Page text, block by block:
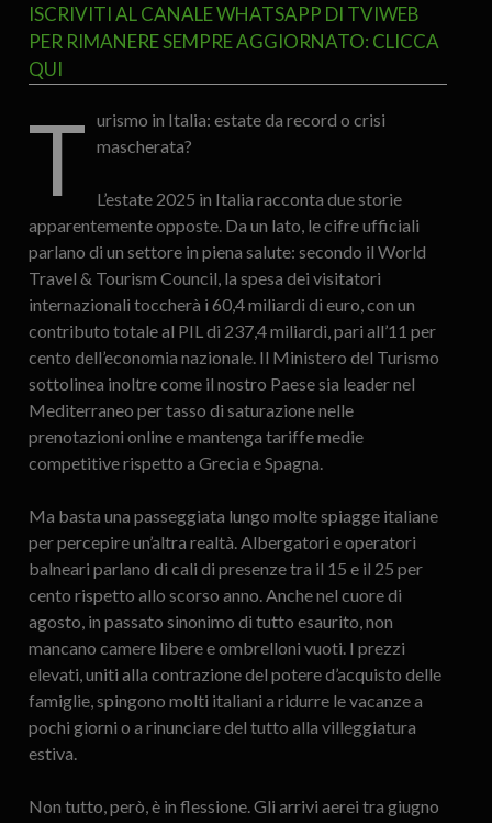
ISCRIVITI AL CANALE WHATSAPP DI TVIWEB
PER RIMANERE SEMPRE AGGIORNATO: CLICCA
QUI
T urismo in Italia: estate da record o crisi
mascherata?
L’estate 2025 in Italia racconta due storie
apparentemente opposte. Da un lato, le cifre ufficiali
parlano di un settore in piena salute: secondo il World
Travel & Tourism Council, la spesa dei visitatori
internazionali toccherà i 60,4 miliardi di euro, con un
contributo totale al PIL di 237,4 miliardi, pari all’11 per
cento dell’economia nazionale. Il Ministero del Turismo
sottolinea inoltre come il nostro Paese sia leader nel
Mediterraneo per tasso di saturazione nelle
prenotazioni online e mantenga tariffe medie
competitive rispetto a Grecia e Spagna.
Ma basta una passeggiata lungo molte spiagge italiane
per percepire un’altra realtà. Albergatori e operatori
balneari parlano di cali di presenze tra il 15 e il 25 per
cento rispetto allo scorso anno. Anche nel cuore di
agosto, in passato sinonimo di tutto esaurito, non
mancano camere libere e ombrelloni vuoti. I prezzi
elevati, uniti alla contrazione del potere d’acquisto delle
famiglie, spingono molti italiani a ridurre le vacanze a
pochi giorni o a rinunciare del tutto alla villeggiatura
estiva.
Non tutto, però, è in flessione. Gli arrivi aerei tra giugno